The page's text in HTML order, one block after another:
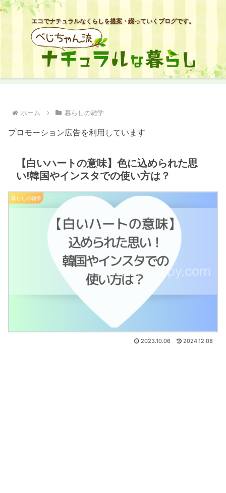
エコでナチュラルなくらしを提案・綴っていくブログです。
ホーム 暮らしの雑学
プロモーション広告を利用しています
【白いハートの意味】色に込められた思
い!韓国やインスタでの使い方は？
暮らしの雑学
2023.10.06 2024.12.08